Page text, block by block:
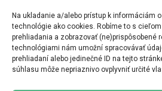
Na ukladanie a/alebo prístup k informáciám
technológie ako cookies. Robíme to s
prehliadania a zobrazovať (ne)prispôsobené
technológiami nám umožní spracovávať
prehliadaní alebo jedinečné ID na tejto
súhlasu môže nepriaznivo ovplyvniť určité